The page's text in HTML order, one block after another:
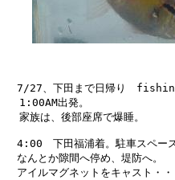
7/27、下田まで日帰り　fishing
  1:00AM出発。
  家族は、後部座席で爆睡。
4:00　下田福浦着。駐車スペース
なんとか隙間へ停め、堤防へ。
アイルマグネットをキャスト・・